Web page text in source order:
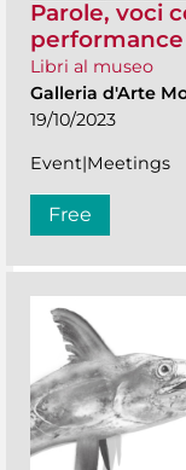
Parole, voci
performance
Libri al museo
Galleria d'Arte
19/10/2023
Event|Meetings
Free